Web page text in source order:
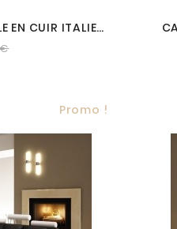
EN CUIR ITALIEN
DE FACE)
€
Promo !